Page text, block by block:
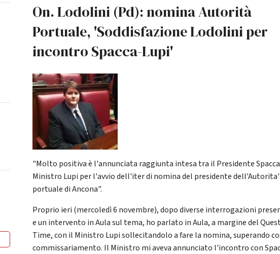
On. Lodolini (Pd): nomina Autorità
Portuale, 'Soddisfazione Lodolini per
incontro Spacca-Lupi'
"Molto positiva è l'annunciata raggiunta intesa tra il Presidente
Ministro Lupi per l'avvio dell'iter di nomina del presidente dell'Autorita'
portuale di Ancona".
Proprio ieri (mercoledì 6 novembre), dopo diverse interrogazioni
e un intervento in Aula sul tema, ho parlato in Aula, a margine del
Time, con il Ministro Lupi sollecitandolo a fare la nomina, superando
commissariamento. Il Ministro mi aveva annunciato l'incontro con